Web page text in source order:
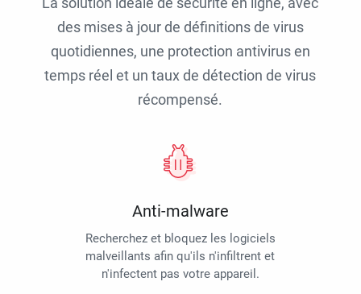
des mises à jour de définitions de virus
quotidiennes, une protection antivirus en
temps réel et un taux de détection de virus
récompensé.
Anti-malware
Recherchez et bloquez les logiciels
malveillants afin qu'ils n'infiltrent et
n'infectent pas votre appareil.